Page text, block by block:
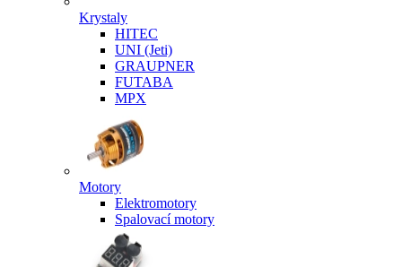
Krystaly
HITEC
UNI (Jeti)
GRAUPNER
FUTABA
MPX
Motory
Elektromotory
Spalovací motory